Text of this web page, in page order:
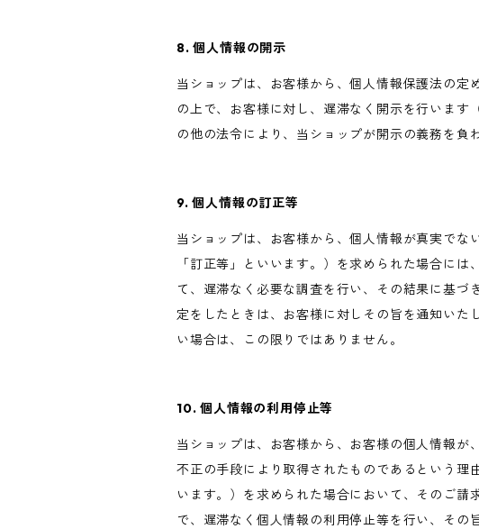
8. 個人情報の開示
当ショップは、お客様から、個人情報保護法の
の上で、お客様に対し、遅滞なく開示を行いま
の他の法令により、当ショップが開示の義務を負
9. 個人情報の訂正等
当ショップは、お客様から、個人情報が真実で
「訂正等」といいます。）を求められた場合に
て、遅滞なく必要な調査を行い、その結果に基
定をしたときは、お客様に対しその旨を通知いた
い場合は、この限りではありません。
10. 個人情報の利用停止等
当ショップは、お客様から、お客様の個人情報
不正の手段により取得されたものであるという理
います。）を求められた場合において、そのご
で、遅滞なく個人情報の利用停止等を行い、そ